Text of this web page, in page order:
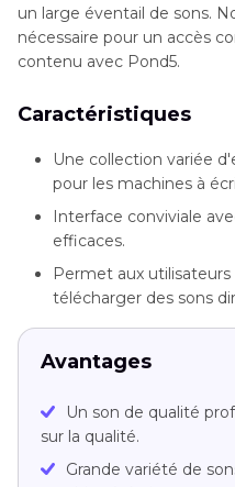
un large éventail de sons.
nécessaire pour un accès
contenu avec Pond5.
Caractéristiques
Une collection variée
pour les machines à
Interface conviviale
efficaces.
Permet aux
télécharger des sons
Avantages
Un son de qualité
sur la qualité.
Grande variété de